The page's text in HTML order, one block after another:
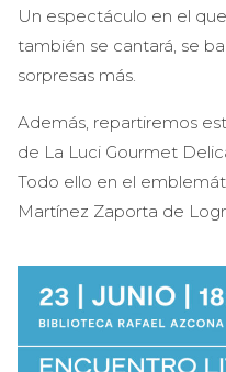
Un espectáculo en el
también se cantará, se
sorpresas más.
Además, repartiremos
de La Luci Gourmet
Todo ello en el
Martínez Zaporta de